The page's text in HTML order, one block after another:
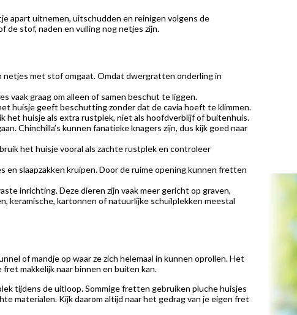
apart uitnemen, uitschudden en reinigen volgens de
de stof, naden en vulling nog netjes zijn.
met stof omgaat. Omdat dwergratten onderling in
vaak graag om alleen of samen beschut te liggen.
huisje geeft beschutting zonder dat de cavia hoeft te klimmen.
het huisje als extra rustplek, niet als hoofdverblijf of buitenhuis.
Chinchilla’s kunnen fanatieke knagers zijn, dus kijk goed naar
het huisje vooral als zachte rustplek en controleer
en slaapzakken kruipen. Door de ruime opening kunnen fretten
inrichting. Deze dieren zijn vaak meer gericht op graven,
keramische, kartonnen of natuurlijke schuilplekken meestal
of mandje op waar ze zich helemaal in kunnen oprollen. Het
makkelijk naar binnen en buiten kan.
tijdens de uitloop. Sommige fretten gebruiken pluche huisjes
materialen. Kijk daarom altijd naar het gedrag van je eigen fret